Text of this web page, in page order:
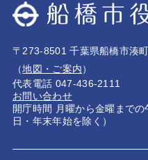
〒273-8501 千葉県船橋市湊
（地図・ご案内）
代表電話 047-436-2111
お問い合わせ
開庁時間 月曜から金曜まで
日・年末年始を除く）